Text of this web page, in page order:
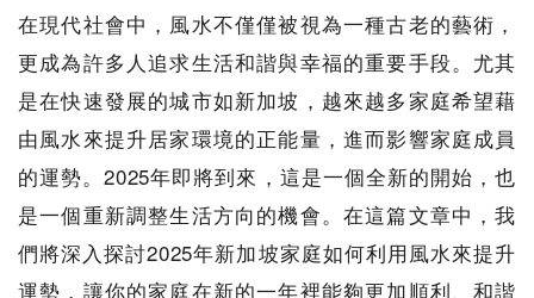
在現代社會中，風水不僅僅被視為一種古老的藝術，
更成為許多人追求生活和諧與幸福的重要手段。尤其
是在快速發展的城市如新加坡，越來越多家庭希望藉
由風水來提升居家環境的正能量，進而影響家庭成員
的運勢。2025年即將到來，這是一個全新的開始，也
是一個重新調整生活方向的機會。在這篇文章中，我
們將深入探討2025年新加坡家庭如何利用風水來提升
運勢，讓你的家庭在新的一年裡能夠更加順利、和諧